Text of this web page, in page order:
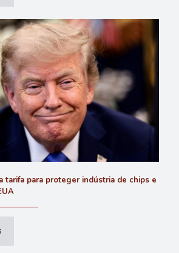
tarifa para proteger indústria de chips e